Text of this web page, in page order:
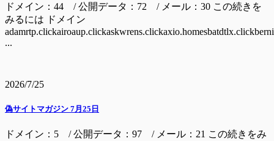
ドメイン：44 / 公開データ：72 / メール：30 この続きを
みるには ドメイン
...
2026/7/25
偽サイトマガジン 7月25日
ドメイン：5 / 公開データ：97 / メール：21 この続きをみ